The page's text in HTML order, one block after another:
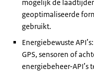
mogelijk de
geoptimaliseerde
gebruikt.
Energiebewuste
GPS, sensoren of
energiebeheer-